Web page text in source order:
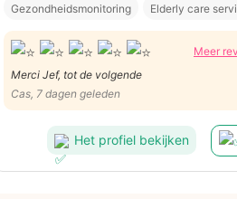
Gezondheidsmonitoring Elderly care
Meer
Merci Jef, tot de volgende
Cas, 7 dagen geleden
Het profiel bekijken